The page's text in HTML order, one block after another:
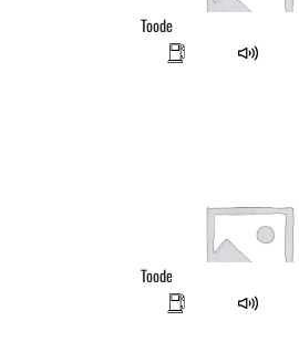
Toode
Toode